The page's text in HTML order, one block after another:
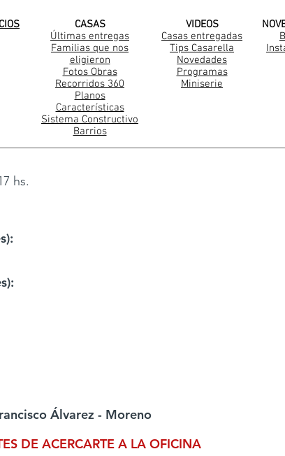
Construccion Steel Frame
CASAS
Últimas entregas
Familias que nos
eligieron
Fotos Obras
Recorridos 360
Planos
Características
Sistema Constructivo
Barrios
VIDEOS
Casas entregadas
Tips Casarella
Novedades
Programas
Miniserie
hs.
Álvarez - Moreno
DE ACERCARTE A LA OFICINA